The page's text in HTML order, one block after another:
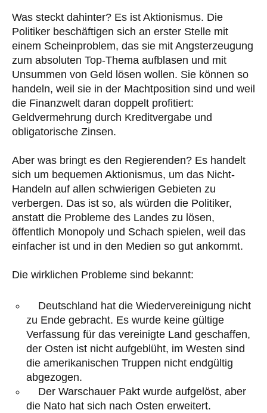
Was steckt dahinter? Es ist Aktionismus. Die
Politiker beschäftigen sich an erster Stelle mit
einem Scheinproblem, das sie mit Angsterzeugung
zum absoluten Top-Thema aufblasen und mit
Unsummen von Geld lösen wollen. Sie können so
handeln, weil sie in der Machtposition sind und weil
die Finanzwelt daran doppelt profitiert:
Geldvermehrung durch Kreditvergabe und
obligatorische Zinsen.
Aber was bringt es den Regierenden? Es handelt
sich um bequemen Aktionismus, um das Nicht-
Handeln auf allen schwierigen Gebieten zu
verbergen. Das ist so, als würden die Politiker,
anstatt die Probleme des Landes zu lösen,
öffentlich Monopoly und Schach spielen, weil das
einfacher ist und in den Medien so gut ankommt.
Die wirklichen Probleme sind bekannt:
Deutschland hat die Wiedervereinigung nicht
zu Ende gebracht. Es wurde keine gültige
Verfassung für das vereinigte Land geschaffen,
der Osten ist nicht aufgeblüht, im Westen sind
die amerikanischen Truppen nicht endgültig
abgezogen.
Der Warschauer Pakt wurde aufgelöst, aber
die Nato hat sich nach Osten erweitert.